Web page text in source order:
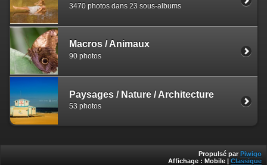
3470 photos dans 23 sous-albums
Macros / Animaux
90 photos
Paysages / Nature / Architecture
53 photos
Propulsé par Piwigo
Affichage : Mobile Classique